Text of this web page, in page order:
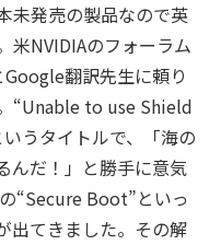
未発売の製品なので英
米NVIDIAのフォーラム
翻訳先生に頼り
“Unable to use Shield
うタイトルで、「海の
んだ！」と勝手に意気
“Secure Boot”といっ
出てきました。その解